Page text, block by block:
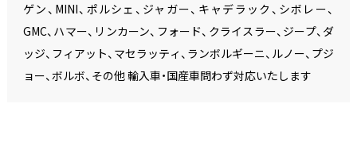
ゲン、MINI、ポルシェ、ジャガー、キャデラック、シボレー、
GMC、ハマー、リンカーン、フォード、クライスラー、ジープ、ダ
ッジ、フィアット、マセラッティ、ランボルギーニ、ルノー、プジ
ョー、ボルボ、その他 輸入車・国産車問わず対応いたします